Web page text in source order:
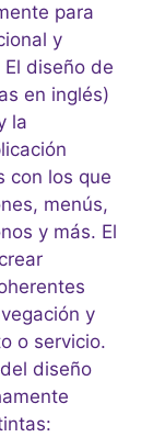
para
y
diseño de
en inglés)
la
con los que
menús,
y más. El
y
o servicio.
diseño